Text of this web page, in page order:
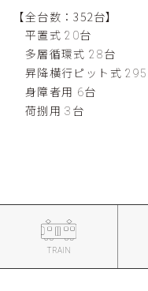
【全台数：352台】
平置式20台
多層循環式28台
昇降横行ピット式295
身障者用 6台
荷捌用3 台
TRAIN